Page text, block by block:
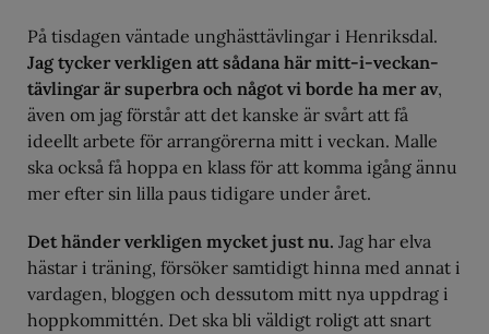
På tisdagen väntade unghästtävlingar i Henriksdal.
Jag tycker verkligen att sådana här mitt-i-veckan-
tävlingar är superbra och något vi borde ha mer av,
även om jag förstår att det kanske är svårt att få
ideellt arbete för arrangörerna mitt i veckan. Malle
ska också få hoppa en klass för att komma igång ännu
mer efter sin lilla paus tidigare under året.
Det händer verkligen mycket just nu. Jag har elva
hästar i träning, försöker samtidigt hinna med annat i
vardagen, bloggen och dessutom mitt nya uppdrag i
hoppkommittén. Det ska bli väldigt roligt att snart